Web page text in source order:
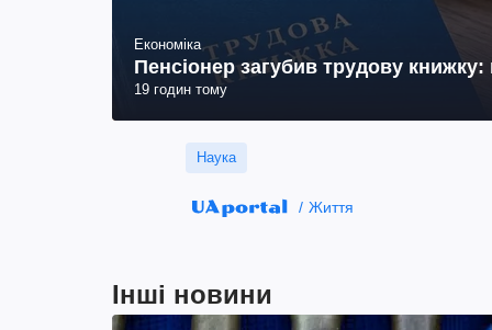
Економіка
Пенсіонер загубив трудову
19 годин тому
Наука
Життя
Інші новини